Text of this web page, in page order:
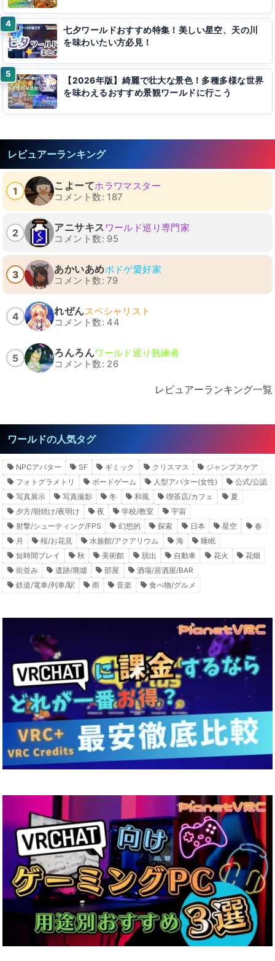
七夕ワールドおすすめ特集！美しい星空、天の川
を味わいたい方必見！
【2026年版】綺麗で壮大な景色！多種多様な世界
を味わえるおすすめ景観ワールドに行こう
レビュアーランキング
1 こよーてホラワマスター
コメント数: 187
2 アニサキス ワールド巡り専門家
コメント数: 95
3 あかいあめボドゲ愛好家
コメント数: 79
4 れぜんスペシャリスト
コメント数: 44
5 ろんろんワールド巡り熟練者
コメント数: 26
レビュアーランキング一覧
ワールドの人気タグ
NPCアバター SF ギミック クリスマス
ジャンプスケア
フォトグラメトリ
ボードゲーム 人型アバター(女性)
公式/公認
写真展示
写真撮影 冬 和風 喫茶店/カフェ
夏
夕方/朝焼け/夜明け
夜 学校/教室
宇宙
射撃/シューティング/FPS
幻想的 探索 日本 星空
春
月
桜/お花見 水族館/アクアリウム 海
睡眠
短時間プレイ
秋 美術館 脱出 自動車 花火
花畑
街並み
遺跡/廃墟 部屋
酒場/居酒屋/BAR
鉄道/電車/列車/駅
雨 音楽 食べ物/グルメ